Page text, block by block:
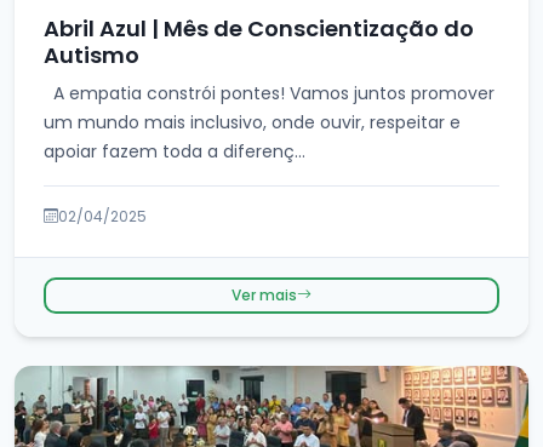
Abril Azul | Mês de Conscientização do
Autismo
um mundo mais inclusivo, onde ouvir, respeitar e
apoiar fazem toda a diferenç...
02/04/2025
Ver mais